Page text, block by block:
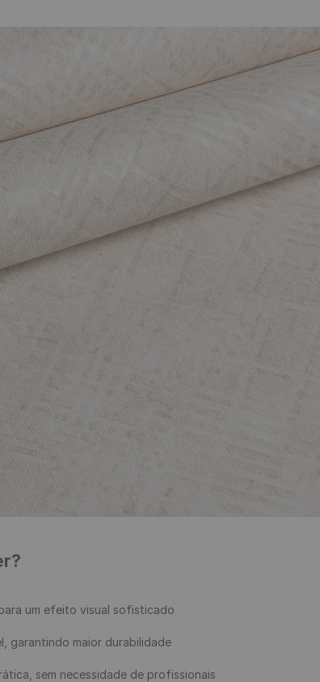
um efeito visual sofisticado
garantindo maior durabilidade
sem necessidade de profissionais